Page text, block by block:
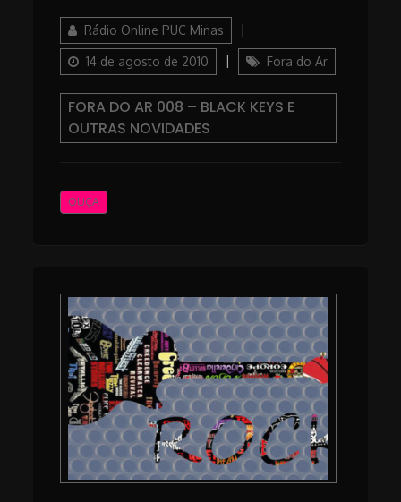
AuthorRádio Online PUC Minas
14 de agosto de 2010
Categories
Fora do Ar
FORA DO AR 008 – BLACK KEYS E
OUTRAS NOVIDADES
OUÇA